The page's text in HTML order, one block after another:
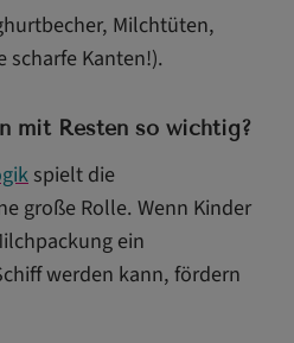
Milchtüten,
scharfe Kanten!).
mit Resten so wichtig?
spielt die
große Rolle. Wenn Kinder
ein
werden kann, fördern